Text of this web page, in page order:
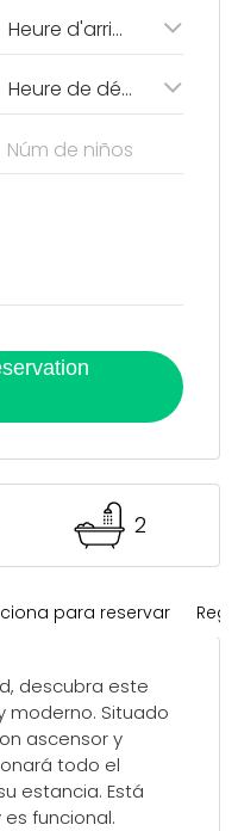
2
para reservar
descubra este
moderno. Situado
ascensor y
todo el
estancia. Está
funcional.
Heure d'arrivée
Heure de départ